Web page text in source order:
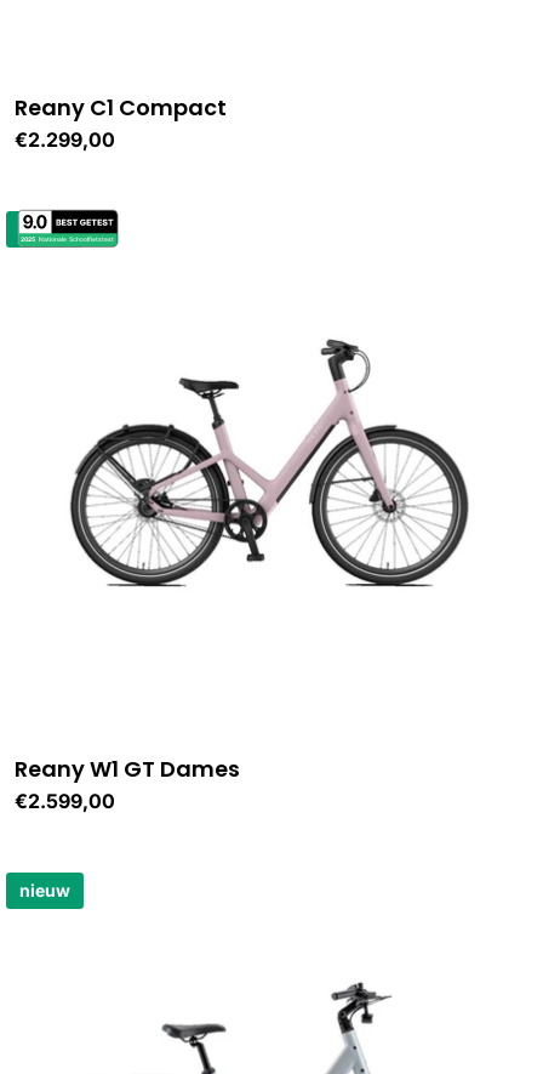
Reany C1 Compact
Normale
€2.299,00
nieuw
Reany W1 GT Dames
Normale
€2.599,00
nieuw